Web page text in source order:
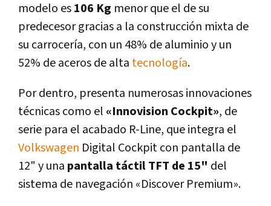
modelo es106 Kg menor que el de su
predecesor gracias a la construcción mixta de
su carrocerí­a, con un 48% de aluminio y un
52% de aceros de alta tecnologí­a.
Por dentro, presenta numerosas innovaciones
técnicas como el «Innovision Cockpit», de
serie para el acabado R-Line, que integra el
Volkswagen Digital Cockpit con pantalla de
12" y una pantalla táctil TFT de 15" del
sistema de navegación «Discover Premium».